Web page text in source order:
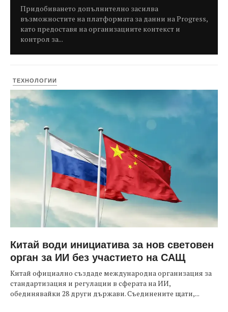
Придобиването допълнително засилва
възможностите на платформата за данни на Progress,
като предоставя на организациите контекст и
контрол за...
ТЕХНОЛОГИИ
Китай води инициатива за нов световен
орган за ИИ без участието на САЩ
Китай официално създаде международна организация за
стандартизация и регулации в сферата на ИИ,
обединявайки 28 други държави. Съединените щати,...